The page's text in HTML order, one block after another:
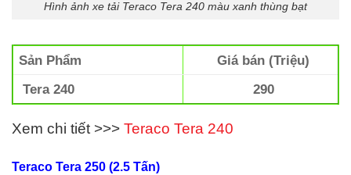
Hình ảnh xe tải Teraco Tera 240 màu xanh thùng bạt
Sản Phẩm
Giá bán (Triệu)
Tera 240
290
Xem chi tiết >>> Teraco Tera 240
Teraco Tera 250 (2.5 Tấn)